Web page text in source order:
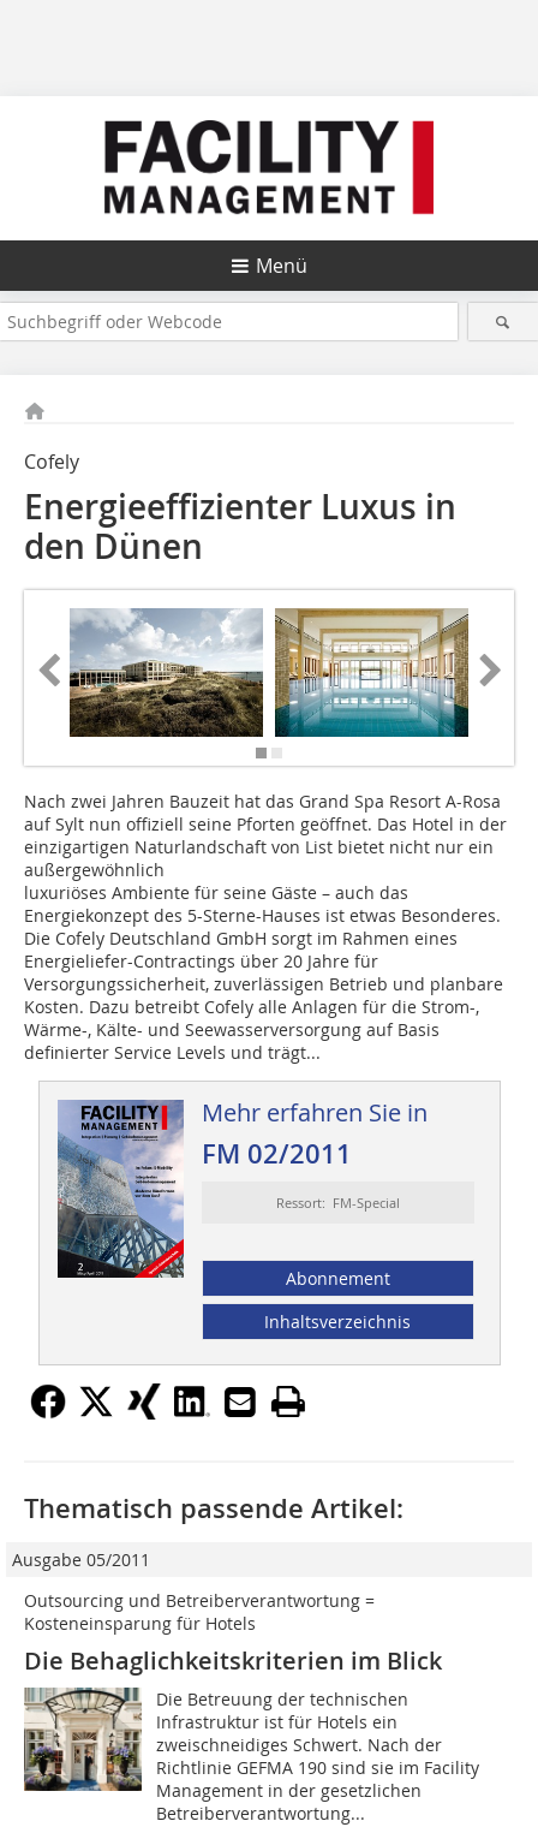
Menü
Cofely
Energieeffizienter Luxus in
den Dünen
Nach zwei Jahren Bauzeit hat das Grand Spa Resort A-Rosa
auf Sylt nun offiziell seine Pforten geöffnet. Das Hotel in der
einzigartigen Naturlandschaft von List bietet nicht nur ein
außergewöhnlich
luxuriöses Ambiente für seine Gäste – auch das
Energiekonzept des 5-Sterne-Hauses ist etwas Besonderes.
Die Cofely Deutschland GmbH sorgt im Rahmen eines
Energieliefer-Contractings über 20 Jahre für
Versorgungssicherheit, zuverlässigen Betrieb und planbare
Kosten. Dazu betreibt Cofely alle Anlagen für die Strom-,
Wärme-, Kälte- und Seewasserversorgung auf Basis
definierter Service Levels und trägt...
Mehr erfahren Sie in
FM 02/2011
Ressort: FM-Special
Abonnement
Inhaltsverzeichnis
Thematisch passende Artikel:
Ausgabe 05/2011
Outsourcing und Betreiberverantwortung =
Kosteneinsparung für Hotels
Die Behaglichkeitskriterien im Blick
Die Betreuung der technischen
Infrastruktur ist für Hotels ein
zweischneidiges Schwert. Nach der
Richtlinie GEFMA 190 sind sie im Facility
Manage­ment in der gesetzlichen
Betreiberverant­wortung...